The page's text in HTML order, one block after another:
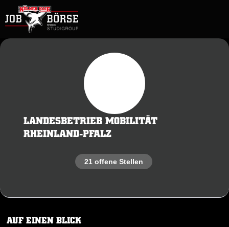
LANDESBETRIEB MOBILITÄT
RHEINLAND-PFALZ
21 offene Stellen
AUF EINEN BLICK